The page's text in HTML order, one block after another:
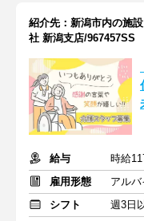
紹介先：新潟市内の施
社 新潟支店/967457SS
給与
時給
雇用形態
アルバ
シフト
週3日